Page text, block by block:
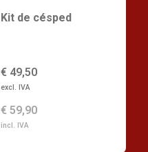
Kit de césped
€ 49,50
excl. IVA
€ 59,90
incl. IVA